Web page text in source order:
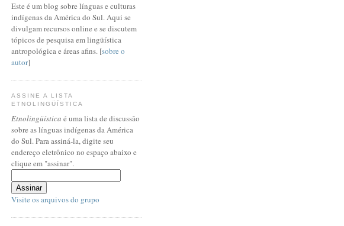
Este é um blog sobre línguas e culturas
indígenas da América do Sul. Aqui se
divulgam recursos online e se discutem
tópicos de pesquisa em lingüística
antropológica e áreas afins. [sobre o
autor]
ASSINE A LISTA
ETNOLINGÜÍSTICA
Etnolingüística é uma lista de discussão
sobre as línguas indígenas da América
do Sul. Para assiná-la, digite seu
endereço eletrônico no espaço abaixo e
clique em "assinar".
Visite os arquivos do grupo